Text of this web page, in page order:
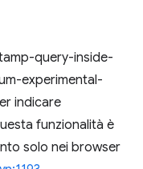
query-inside-
experimental-
indicare
funzionalità è
solo nei browser